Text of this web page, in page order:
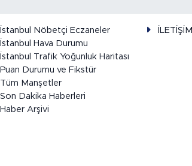
İstanbul Nöbetçi Eczaneler
İstanbul Hava Durumu
İstanbul Trafik Yoğunluk Haritası
Puan Durumu ve Fikstür
Tüm Manşetler
Son Dakika Haberleri
Haber Arşivi
İLETİŞİM